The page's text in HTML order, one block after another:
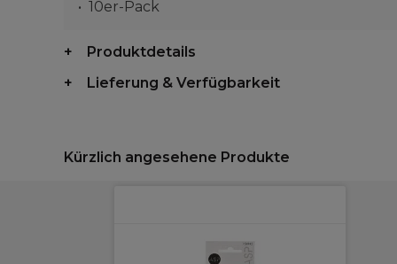
10er-Pack
Produktdetails
Lieferung & Verfügbarkeit
Kürzlich angesehene Produkte